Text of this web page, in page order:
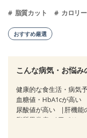
脂質カット カロリ
おすすめ厳選
こんな病気・お悩
健康的な食生活・病気
血糖値・HbA1cが高い
尿酸値が高い
肝機能
脂質異常症
胃ポリー
慢性膵炎（移行期・寛